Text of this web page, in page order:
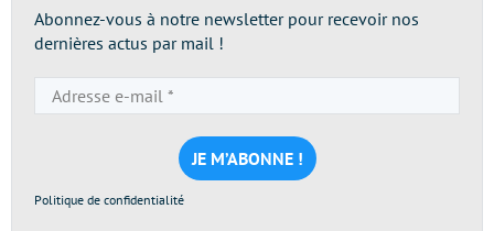
Abonnez-vous à notre newsletter pour recevoir nos
dernières actus par mail !
e-
mail
*
Politique de confidentialité